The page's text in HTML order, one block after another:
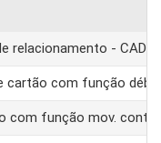
relacionamento -
cartão com função
com função mov. conta